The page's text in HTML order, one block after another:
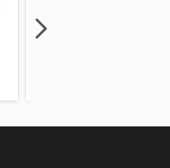
Next Previous